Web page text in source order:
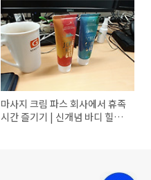
마사지 크림 파스 회사에서 휴족
시간 즐기기 | 신개념 바디 힐링